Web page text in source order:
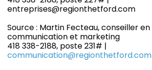
entreprises@regionthetford.com
Source : Martin Fecteau, conseiller en
communication et marketing
418 338-2188, poste 231# |
communication@regionthetford.com